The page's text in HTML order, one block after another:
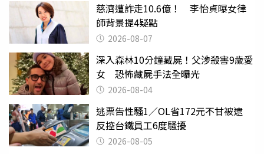
慈濟遭詐走10.6億！ 李怡貞曝女律
師背景提4疑點
2026-08-07
深入森林10分鐘藏屍！父涉殺害9歲愛
女 恐怖藏屍手法全曝光
2026-08-04
逃票告性騷1／OL省172元不甘被逮
反控台鐵員工6度騷擾
2026-08-05